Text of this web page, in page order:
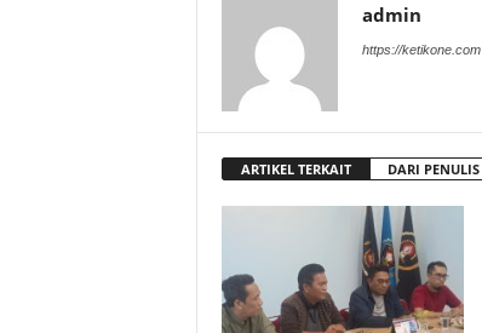
admin
https://ketikone.com
ARTIKEL TERKAIT DARI PENULIS